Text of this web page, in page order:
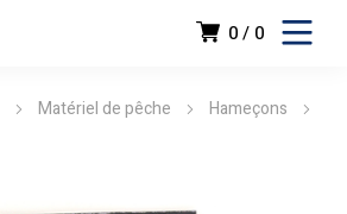
0 0
Matériel de pêche
Hameçons